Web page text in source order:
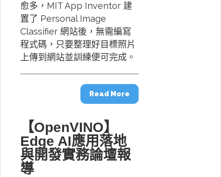
愈多，MIT App Inventor 建
置了 Personal Image
Classifier 網站後，無需編寫
程式碼，只要整理好目標照片
上傳到網站並訓練便可完成。
Read More
【OpenVINO】
Edge AI應用落地
與開發實務論壇報
導